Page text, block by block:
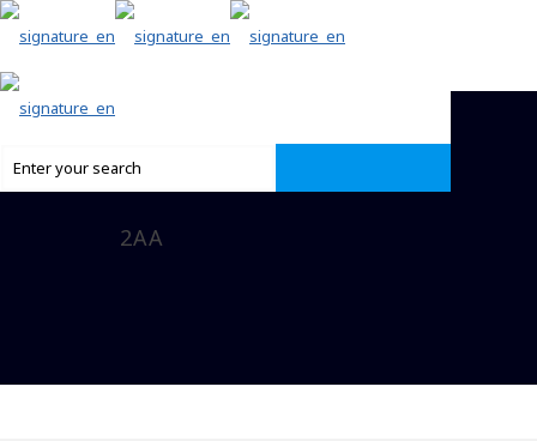
2AA